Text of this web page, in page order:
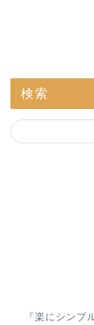
検索
『楽にシンプ